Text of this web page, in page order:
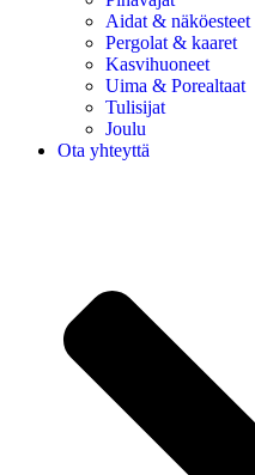
Aidat & näköesteet
Pergolat & kaaret
Kasvihuoneet
Uima & Porealtaat
Tulisijat
Joulu
Ota yhteyttä